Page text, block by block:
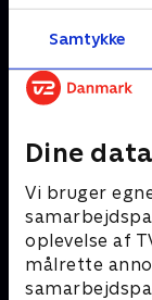
Samtykke
Dine
Vi bruger
oplevelse af
målrette
14. juni 2023 • 22 min
Andre så også